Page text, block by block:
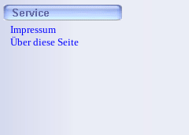
Impressum
Über diese Seite